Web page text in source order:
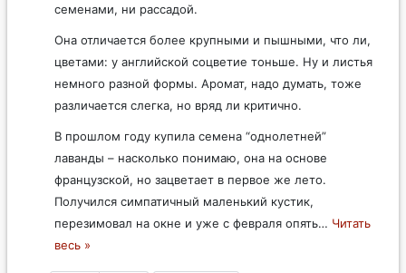
семенами, ни рассадой.
Она отличается более крупными и пышными, что ли,
цветами: у английской соцветие тоньше. Ну и листья
немного разной формы. Аромат, надо думать, тоже
различается слегка, но вряд ли критично.
В прошлом году купила семена “однолетней”
лаванды – насколько понимаю, она на основе
французской, но зацветает в первое же лето.
Получился симпатичный маленький кустик,
перезимовал на окне и уже с февраля опять… Читать
весь »